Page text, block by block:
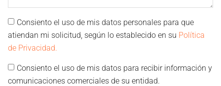
Consiento el uso de mis datos personales para que
atiendan mi solicitud, según lo establecido en su Política
de Privacidad.
Consiento el uso de mis datos para recibir información y
comunicaciones comerciales de su entidad.